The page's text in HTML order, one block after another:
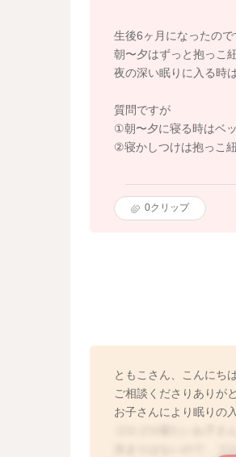
生後6ヶ月になったので
朝〜夕はずっと抱っこ
夜の深い眠りに入る時
質問ですが
①朝〜夕に寝る時はベ
②寝かしつけは抱っこ
0クリップ
ともこさん、こんにちは
ご相談くださりありが
お子さんにより眠りの